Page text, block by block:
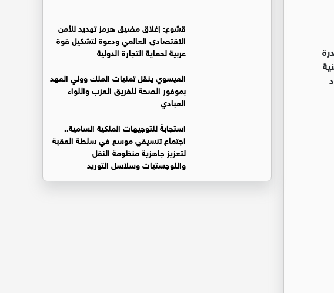
قشوع: إغلاق مضيق هرمز تهديد للأمن
الاقتصادي العالمي ودعوة لتشكيل قوة
عربية لحماية التجارة الدولية
العيسوي ينقل تمنيات الملك وولي العهد
بموفور الصحة للفريق العزب واللواء
العبادي
استجابةً للتوجيهات الملكية السامية..
اجتماع تنسيقي موسع في سلطة العقبة
لتعزيز جاهزية منظومة النقل
واللوجستيات وسلاسل التوريد